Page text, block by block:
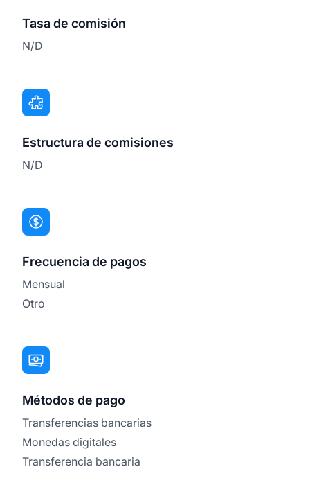
Tasa de comisión
N/D
Estructura de comisiones
N/D
Frecuencia de pagos
Mensual
Otro
Métodos de pago
Transferencias bancarias
Monedas digitales
Transferencia bancaria